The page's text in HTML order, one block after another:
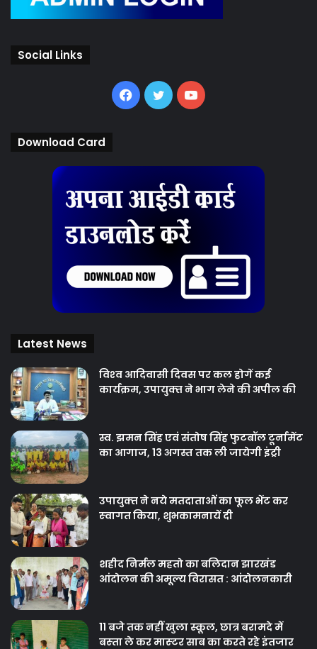
Social Links
Facebook
TwitterYouTube
Download Card
Latest News
विश्‍व आदिवासी दिवस पर कल होगें कई
कार्यक्रम, उपायुक्‍त ने भाग लेने की अपील की
स्व. झमन सिंह एवं संतोष सिंह फुटबॉल टूर्नामेंट
का आगाज, 13 अगस्त तक ली जायेगी इंट्री
उपायुक्‍त ने नये मतदाताओंं का फूल भेंट कर
स्‍वागत किया, शुभकामनायें दी
शहीद निर्मल महतो का बलिदान झारखंड
आंदोलन की अमूल्य विरासत : आंदोलनकारी
11 बजे तक नहीं खुला स्कूल, छात्र बरामदे में
बस्‍ता ले कर मास्‍टर साब का करते रहे इंतजार